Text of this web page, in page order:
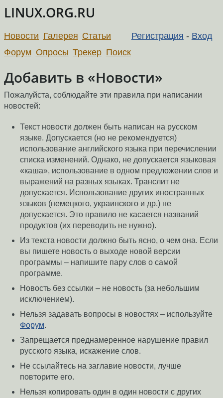
LINUX.ORG.RU
Регистрация - Вход
Новости Галерея Статьи
Форум Опросы Трекер Поиск
Добавить в «Новости»
Пожалуйста, соблюдайте эти правила при написании
новостей:
Текст новости должен быть написан на русском
языке. Допускается (но не рекомендуется)
использование английского языка при перечислении
списка изменений. Однако, не допускается языковая
«каша», использование в одном предложении слов и
выражений на разных языках. Транслит не
допускается. Использование других иностранных
языков (немецкого, украинского и др.) не
допускается. Это правило не касается названий
продуктов (их переводить не нужно).
Из текста новости должно быть ясно, о чем она. Если
вы пишете новость о выходе новой версии
программы – напишите пару слов о самой
программе.
Новость без ссылки – не новость (за небольшим
исключением).
Нельзя задавать вопросы в новостях – используйте
Форум.
Запрещается преднамеренное нарушение правил
русского языка, искажение слов.
Не ссылайтесь на заглавие новости, лучше
повторите его.
Нельзя копировать один в один новости с других